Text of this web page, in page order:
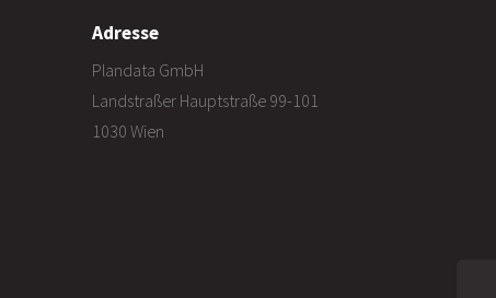
Adresse
Plandata GmbH
Landstraßer Hauptstraße 99-101
1030 Wien